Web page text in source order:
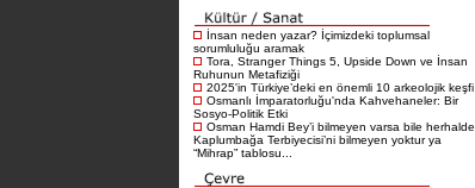
İnsan neden yazar? İçimizdeki toplumsal
sorumluluğu aramak
Tora, Stranger Things 5, Upside Down ve İnsan
Ruhunun Metafiziği
2025'in Türkiye’deki en önemli 10 arkeolojik keşfi
Osmanlı İmparatorluğu'nda Kahvehaneler: Bir
Sosyo-Politik Etki
Osman Hamdi Bey’i bilmeyen varsa bile herhalde
Kaplumbağa Terbiyecisi’ni bilmeyen yoktur ya
“Mihrap” tablosu...